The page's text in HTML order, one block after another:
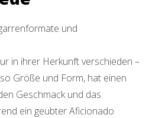
in ihrer Herkunft verschieden –
Größe und Form, hat einen
Geschmack und das
ein geübter Aficionado